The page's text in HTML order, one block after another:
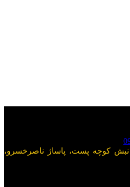
نبش کوچه پست، پاساژ ناصرخسرو،